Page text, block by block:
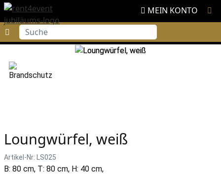
MEIN KONTO
Suche
Loungwürfel, weiß
Artikel-Nr: LS025
B: 80 cm, T: 80 cm, H: 40 cm,